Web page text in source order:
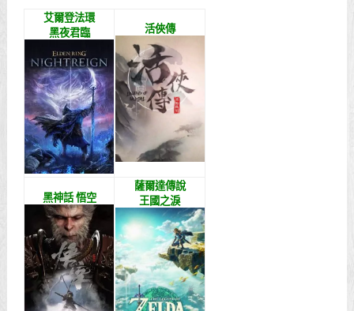
艾爾登法環
黑夜君臨
活俠傳
黑神話 悟空
薩爾達傳說
王國之淚